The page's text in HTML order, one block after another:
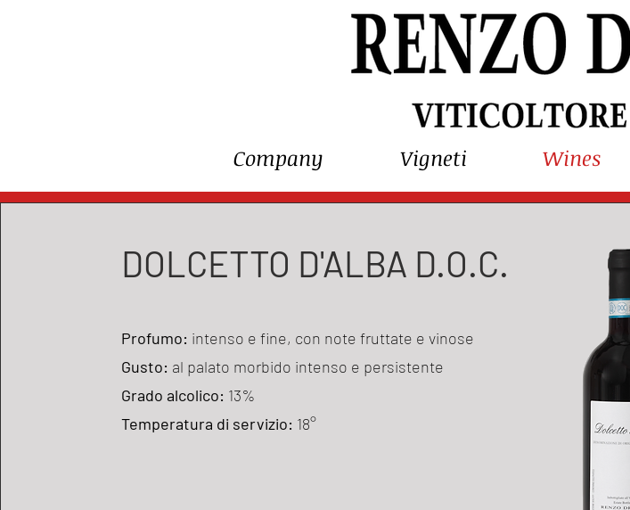
Company Vigneti Wines
DOLCETTO D'ALBA D.O.C.
Profumo: intenso e fine, con note fruttate e vinose
Gusto: al palato morbido intenso e persistente
Grado alcolico: 13%
Temperatura di servizio: 18°